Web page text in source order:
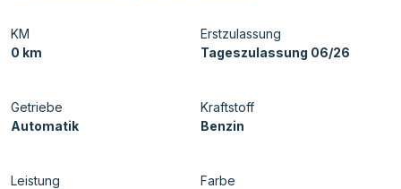
KM
0 km
Erstzulassung
Tageszulassung 06/26
Getriebe
Automatik
Kraftstoff
Benzin
Leistung
Farbe